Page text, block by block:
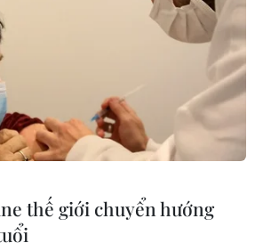
một thuyền viên người Khánh
do tai nạn lao động trên biển vào
Khánh Hòa) an toàn.
thế giới chuyển hướng